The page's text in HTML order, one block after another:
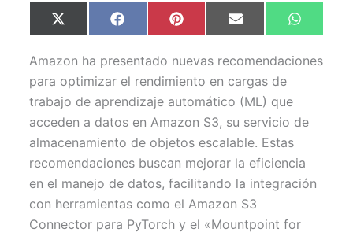
Compartir
en
X
(
w
i
t
t
e
)
Compartir
en
F
a
e
b
o
o
k
Compartir
en
P
i
t
e
r
e
s
Compartir
en
E
m
i
l
en
W
h
t
s
Amazon ha presentado nuevas recomendaciones
para optimizar el rendimiento en cargas de
trabajo de aprendizaje automático (ML) que
acceden a datos en Amazon S3, su servicio de
almacenamiento de objetos escalable. Estas
recomendaciones buscan mejorar la eficiencia
en el manejo de datos, facilitando la integración
con herramientas como el Amazon S3
Connector para PyTorch y el «Mountpoint for